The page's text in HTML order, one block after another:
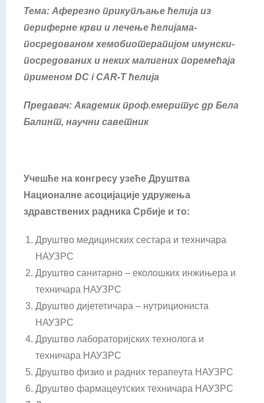
Тема: Аферезно прикупљање ћелија из
периферне крви и лечење ћелијама-
посредованом хемобиотерапијом имунски-
посредованих и неких малигних поремећаја
применом DC i CAR-T ћелија
Предавач: Академик проф.емеритус др Бела
Балинт, научни саветник
Учешће на конгресу узеће Друштва
Националне асоцијације удружења
здравствених радника Србије и то:
Друштво медицинских сестара и техничара
НАУЗРС
Друштво санитарно – еколошких инжињера и
техничара НАУЗРС
Друштво дијететичара – нутрициониста
НАУЗРС
Друштво лабораторијских технолога и
техничара НАУЗРС
Друштво физио и радних терапеута НАУЗРС
Друштво фармацеутских техничара НАУЗРС